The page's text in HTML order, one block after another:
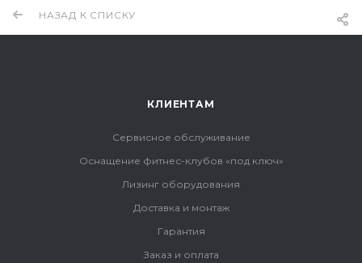
НАЗАД К СПИСКУ
КЛИЕНТАМ
Сервисное обслуживание
Оснащение фитнес-клубов «под ключ»
Лизинг оборудования
Доставка и монтаж
Гарантия
Заказ и оплата